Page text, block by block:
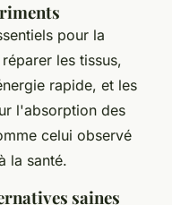
pour la
les tissus,
rapide, et les
l'absorption des
celui observé
la santé.
saines